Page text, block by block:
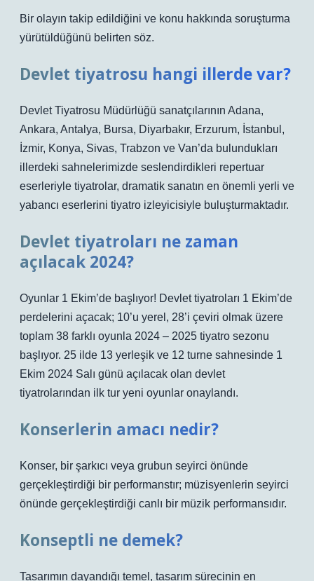
Bir olayın takip edildiğini ve konu hakkında soruşturma
yürütüldüğünü belirten söz.
Devlet tiyatrosu hangi illerde var?
Devlet Tiyatrosu Müdürlüğü sanatçılarının Adana,
Ankara, Antalya, Bursa, Diyarbakır, Erzurum, İstanbul,
İzmir, Konya, Sivas, Trabzon ve Van’da bulundukları
illerdeki sahnelerimizde seslendirdikleri repertuar
eserleriyle tiyatrolar, dramatik sanatın en önemli yerli ve
yabancı eserlerini tiyatro izleyicisiyle buluşturmaktadır.
Devlet tiyatroları ne zaman
açılacak 2024?
Oyunlar 1 Ekim’de başlıyor! Devlet tiyatroları 1 Ekim’de
perdelerini açacak; 10’u yerel, 28’i çeviri olmak üzere
toplam 38 farklı oyunla 2024 – 2025 tiyatro sezonu
başlıyor. 25 ilde 13 yerleşik ve 12 turne sahnesinde 1
Ekim 2024 Salı günü açılacak olan devlet
tiyatrolarından ilk tur yeni oyunlar onaylandı.
Konserlerin amacı nedir?
Konser, bir şarkıcı veya grubun seyirci önünde
gerçekleştirdiği bir performanstır; müzisyenlerin seyirci
önünde gerçekleştirdiği canlı bir müzik performansıdır.
Konseptli ne demek?
Tasarımın dayandığı temel, tasarım sürecinin en